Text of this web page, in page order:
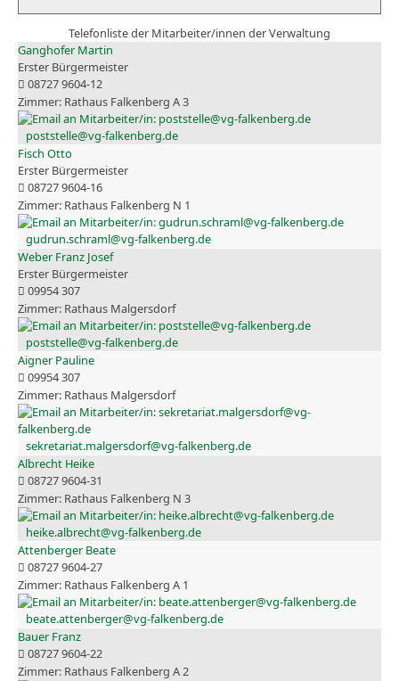
Telefonliste der Mitarbeiter/innen der Verwaltung
Ganghofer Martin
Erster Bürgermeister
08727 9604-12
Rathaus Falkenberg A 3
poststelle@vg-falkenberg.de
Fisch Otto
Erster Bürgermeister
08727 9604-16
Rathaus Falkenberg N 1
gudrun.schraml@vg-falkenberg.de
Weber Franz Josef
Erster Bürgermeister
09954 307
Rathaus Malgersdorf
poststelle@vg-falkenberg.de
Aigner Pauline
09954 307
Rathaus Malgersdorf
sekretariat.malgersdorf@vg-falkenberg.de
Albrecht Heike
08727 9604-31
Rathaus Falkenberg N 3
heike.albrecht@vg-falkenberg.de
Attenberger Beate
08727 9604-27
Rathaus Falkenberg A 1
beate.attenberger@vg-falkenberg.de
Bauer Franz
08727 9604-22
Rathaus Falkenberg A 2